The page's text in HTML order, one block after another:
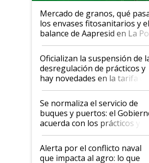
Mercado de granos, qué
los envases fitosanitarios y el
balance de Aapresid en La
Oficializan la suspensión de
desregulación de prácticos y
hay novedades en la tarifa de
la hidrovía
Se normaliza el servicio de
buques y puertos: el
acuerda con los prácticos y
suspende el decreto de
desregulación
Alerta por el conflicto naval
que impacta al agro: lo que